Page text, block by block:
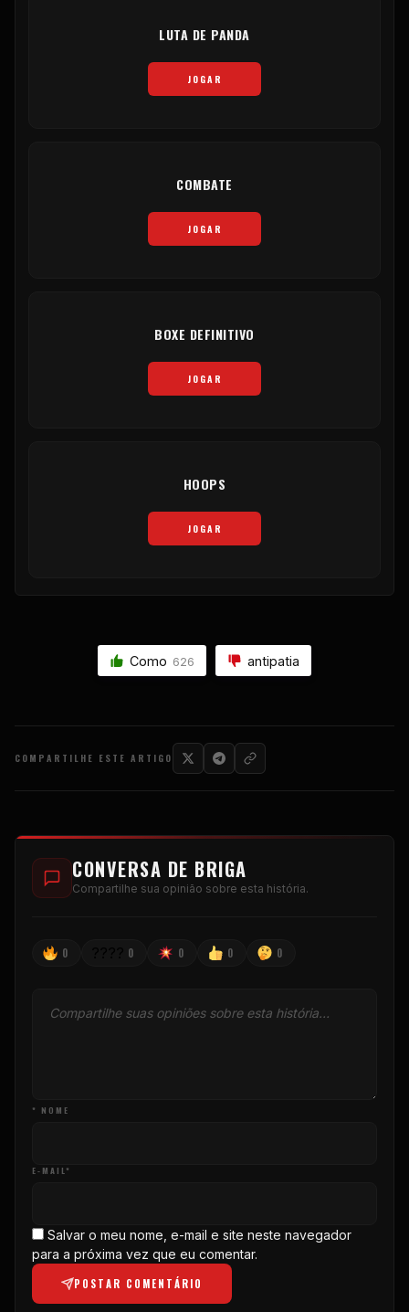
LUTA DE PANDA
JOGAR
COMBATE
JOGAR
BOXE DEFINITIVO
JOGAR
HOOPS
JOGAR
Como 626 antipatia
COMPARTILHE ESTE ARTIGO
CONVERSA DE BRIGA
Compartilhe sua opinião sobre esta história.
0 0 0 0 0
* NOME
E-MAIL*
Salvar o meu nome, e-mail e site neste navegador
para a próxima vez que eu comentar.
POSTAR COMENTÁRIO